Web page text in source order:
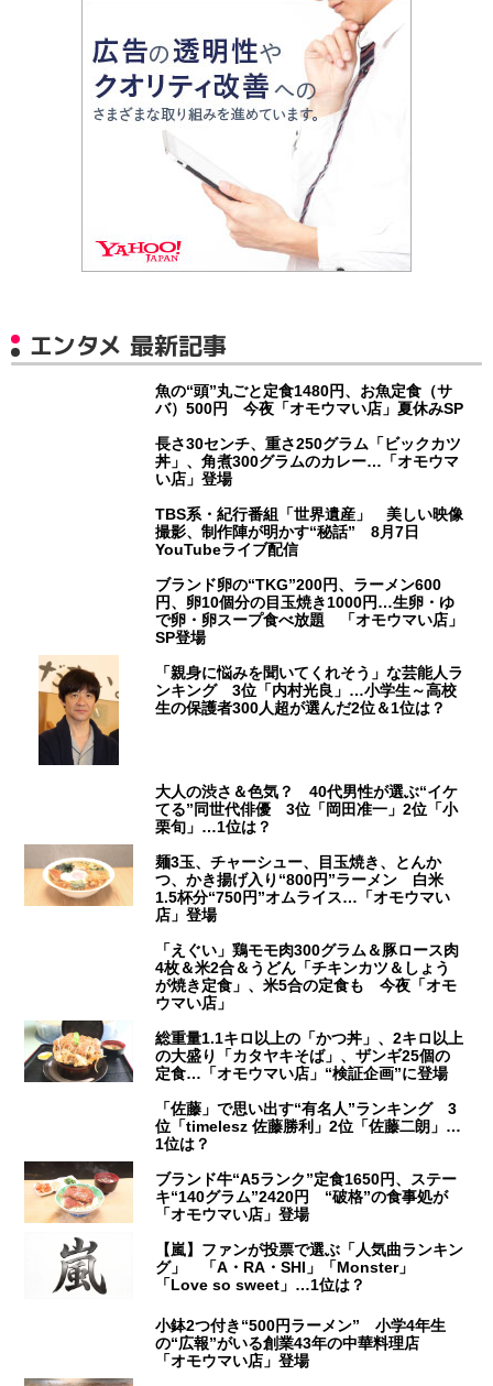
エンタメ 最新記事
魚の“頭”丸ごと定食1480円、お魚定食（サ
バ）500円 今夜「オモウマい店」夏休みSP
長さ30センチ、重さ250グラム「ビックカツ
丼」、角煮300グラムのカレー…「オモウマ
い店」登場
TBS系・紀行番組「世界遺産」 美しい映像
撮影、制作陣が明かす“秘話” 8月7日
YouTubeライブ配信
ブランド卵の“TKG”200円、ラーメン600
円、卵10個分の目玉焼き1000円…生卵・ゆ
で卵・卵スープ食べ放題 「オモウマい店」
SP登場
「親身に悩みを聞いてくれそう」な芸能人ラ
ンキング 3位「内村光良」…小学生～高校
生の保護者300人超が選んだ2位＆1位は？
大人の渋さ＆色気？ 40代男性が選ぶ“イケ
てる”同世代俳優 3位「岡田准一」2位「小
栗旬」…1位は？
麺3玉、チャーシュー、目玉焼き、とんか
つ、かき揚げ入り“800円”ラーメン 白米
1.5杯分“750円”オムライス…「オモウマい
店」登場
「えぐい」鶏モモ肉300グラム＆豚ロース肉
4枚＆米2合＆うどん「チキンカツ＆しょう
が焼き定食」、米5合の定食も 今夜「オモ
ウマい店」
総重量1.1キロ以上の「かつ丼」、2キロ以上
の大盛り「カタヤキそば」、ザンギ25個の
定食…「オモウマい店」“検証企画”に登場
「佐藤」で思い出す“有名人”ランキング 3
位「timelesz 佐藤勝利」2位「佐藤二朗」…
1位は？
ブランド牛“A5ランク”定食1650円、ステー
キ“140グラム”2420円 “破格”の食事処が
「オモウマい店」登場
【嵐】ファンが投票で選ぶ「人気曲ランキン
グ」 「A・RA・SHI」「Monster」
「Love so sweet」…1位は？
小鉢2つ付き“500円ラーメン” 小学4年生
の“広報”がいる創業43年の中華料理店
「オモウマい店」登場